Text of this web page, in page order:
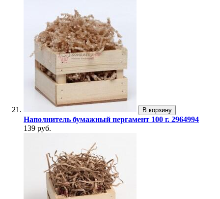
В корзину
Наполнитель бумажный пергамент 100 г. 2964994
139 руб.